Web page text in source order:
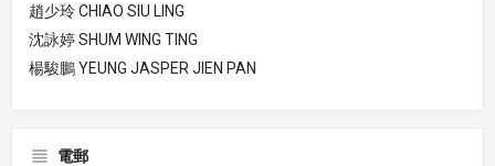
趙少玲 CHIAO SIU LING
沈詠婷 SHUM WING TING
楊駿鵬 YEUNG JASPER JIEN PAN
電郵